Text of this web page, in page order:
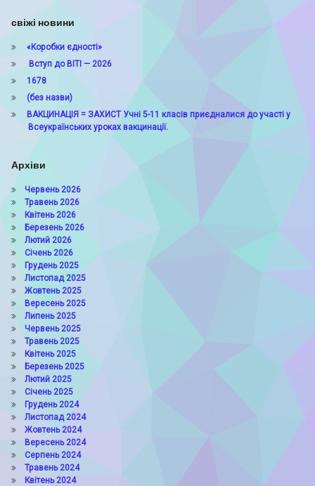
свіжі новини
«Коробки єдності»
Вступ до ВІТІ — 2026
1678
(без назви)
ВАКЦИНАЦІЯ = ЗАХИСТ Учні 5-11 класів приєдналися до участі у
Всеукраїнських уроках вакцинації.
Архіви
Червень 2026
Травень 2026
Квітень 2026
Березень 2026
Лютий 2026
Січень 2026
Грудень 2025
Листопад 2025
Жовтень 2025
Вересень 2025
Липень 2025
Червень 2025
Травень 2025
Квітень 2025
Березень 2025
Лютий 2025
Січень 2025
Грудень 2024
Листопад 2024
Жовтень 2024
Вересень 2024
Серпень 2024
Травень 2024
Квітень 2024